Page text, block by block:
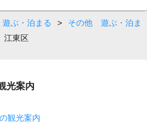
遊ぶ・泊まる >
その他 遊ぶ・泊ま
江東区
光案内
観光案内